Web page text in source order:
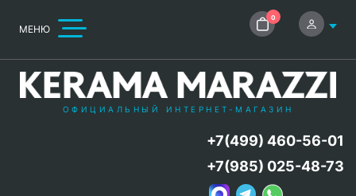
МЕНЮ
0
ОФИЦИАЛЬНЫЙ ИНТЕРНЕТ-МАГАЗИН
+7(499) 460-56-01
+7(985) 025-48-73